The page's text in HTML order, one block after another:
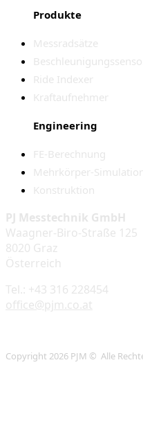
Produkte
Messradsätze
Beschleunigungssensor
Ride Indexer
Kraftaufnehmer
Engineering
FE-Berechnung
Mehrkörper-
Konstruktion
PJ Messtechnik GmbH
Waagner-Biro-Straße 125
8020 Graz
Österreich
Tel.: +43 316 228454
office@pjm.co.at
Copyright 2026 PJM © Alle